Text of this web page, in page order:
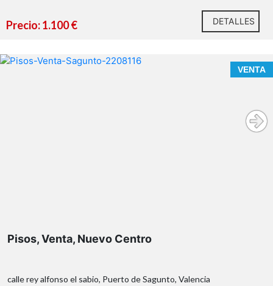
* En nuestra agencia contamos con el distintivo de
Comunitat Valenciana (Número de registro RAICV
OBSERVACIONES:
Precio: 1.100 € DETALLES
VENTA
Pisos, Venta, Nuevo Centro
calle rey alfonso el sabio, Puerto de Sagunto, Valencia